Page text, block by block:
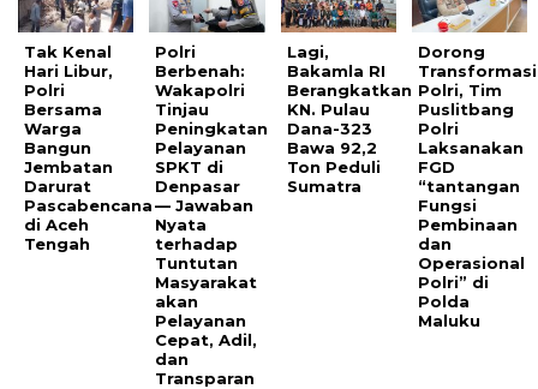
Tak Kenal
Hari Libur,
Polri
Bersama
Warga
Bangun
Jembatan
Darurat
Pascabencana
di Aceh
Tengah
Polri
Berbenah:
Wakapolri
Tinjau
Peningkatan
Pelayanan
SPKT di
Denpasar
— Jawaban
Nyata
terhadap
Tuntutan
Masyarakat
akan
Pelayanan
Cepat, Adil,
dan
Transparan
Lagi,
Bakamla RI
Berangkatkan
KN. Pulau
Dana-323
Bawa 92,2
Ton Peduli
Sumatra
Dorong
Transformasi
Polri, Tim
Puslitbang
Polri
Laksanakan
FGD
“tantangan
Fungsi
Pembinaan
dan
Operasional
Polri” di
Polda
Maluku